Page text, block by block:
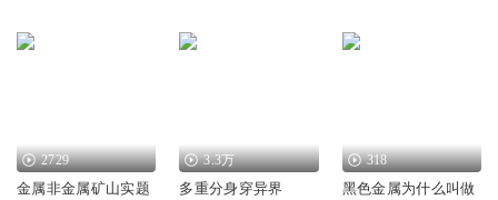
2729
金属非金属矿山实题
3.3万
多重分身穿异界
318
黑色金属为什么叫做